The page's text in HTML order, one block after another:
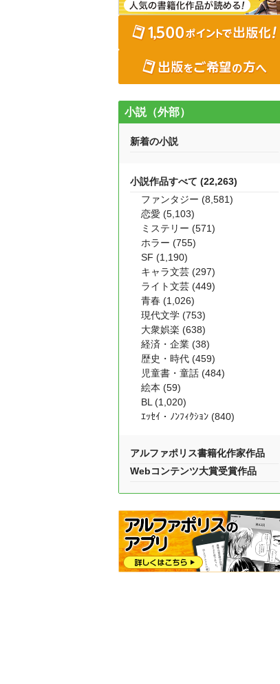
小説（外部）
新着の小説
小説作品すべて (22,263)
ファンタジー (8,581)
恋愛 (5,103)
ミステリー (571)
ホラー (755)
SF (1,190)
キャラ文芸 (297)
ライト文芸 (449)
青春 (1,026)
現代文学 (753)
大衆娯楽 (638)
経済・企業 (38)
歴史・時代 (459)
児童書・童話 (484)
絵本 (59)
BL (1,020)
ｴｯｾｲ・ﾉﾝﾌｨｸｼｮﾝ (840)
アルファポリス書籍化作家作品
Webコンテンツ大賞受賞作品